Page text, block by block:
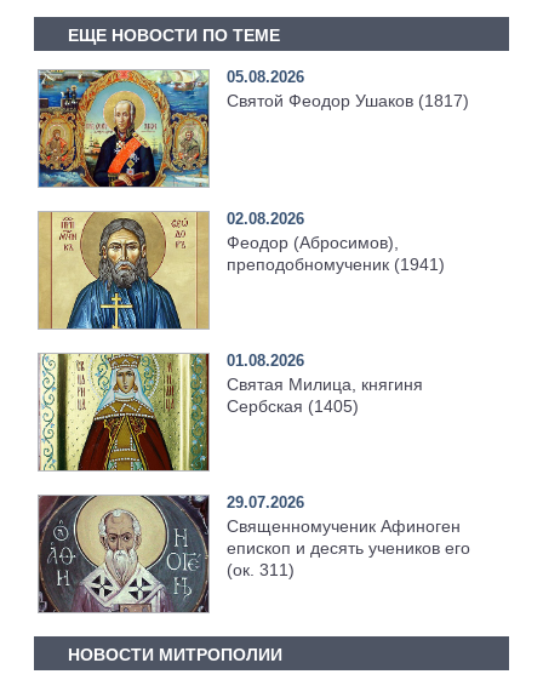
ЕЩЕ НОВОСТИ ПО ТЕМЕ
05.08.2026
Святой Феодор Ушаков (1817)
02.08.2026
Феодор (Абросимов),
преподобномученик (1941)
01.08.2026
Святая Милица, княгиня
Сербская (1405)
29.07.2026
Священномученик Афиноген
епископ и десять учеников его
(ок. 311)
НОВОСТИ МИТРОПОЛИИ